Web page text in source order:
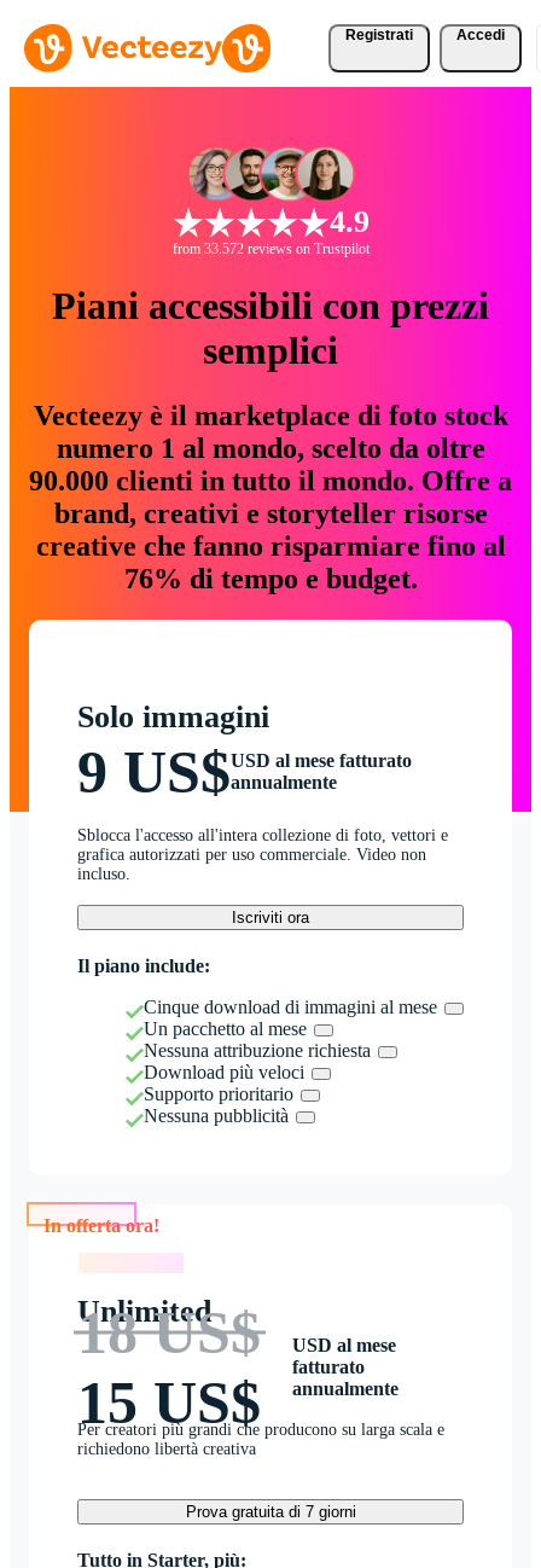
Registrati Accedi
4.9
from 33.572 reviews on Trustpilot
Piani accessibili con prezzi
semplici
Vecteezy è il marketplace di foto stock
numero 1 al mondo, scelto da oltre
90.000 clienti in tutto il mondo. Offre a
brand, creativi e storyteller risorse
creative che fanno risparmiare fino al
76% di tempo e budget.
Solo immagini
9 US$USD al mese fatturato
annualmente
Sblocca l'accesso all'intera collezione di foto, vettori e
grafica autorizzati per uso commerciale. Video non
incluso.
Iscriviti ora
Il piano include:
Cinque download di immagini al mese
Un pacchetto al mese
Nessuna attribuzione richiesta
Download più veloci
Supporto prioritario
Nessuna pubblicità
Unlimited
18 US$
15 US$
USD al mese
fatturato
annualmente
Per creatori più grandi che producono su larga scala e
richiedono libertà creativa
Prova gratuita di 7 giorni
Tutto in Starter, più: